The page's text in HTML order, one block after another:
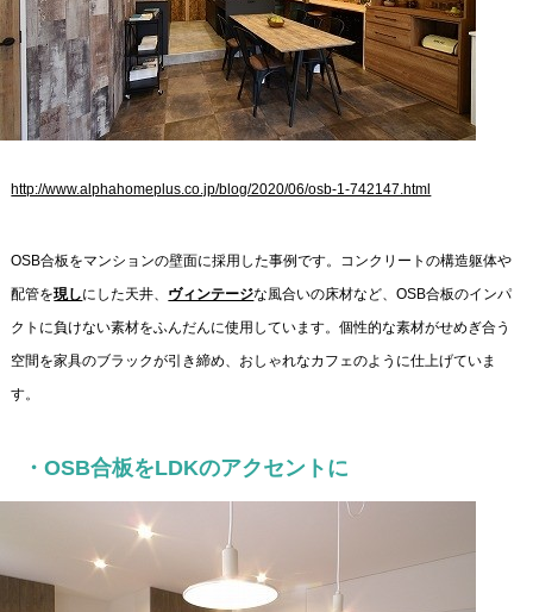
http://www.alphahomeplus.co.jp/blog/2020/06/osb-1-742147.html
OSB合板をマンションの壁面に採用した事例です。コンクリートの構造躯体や
配管を現しにした天井、 ヴィンテージな風合いの床材など、OSB合板のインパ
クトに負けない素材をふんだんに使用しています。個性的な素材がせめぎ合う
空間を家具のブラックが引き締め、おしゃれなカフェのように仕上げていま
す。
・OSB合板をLDKのアクセントに